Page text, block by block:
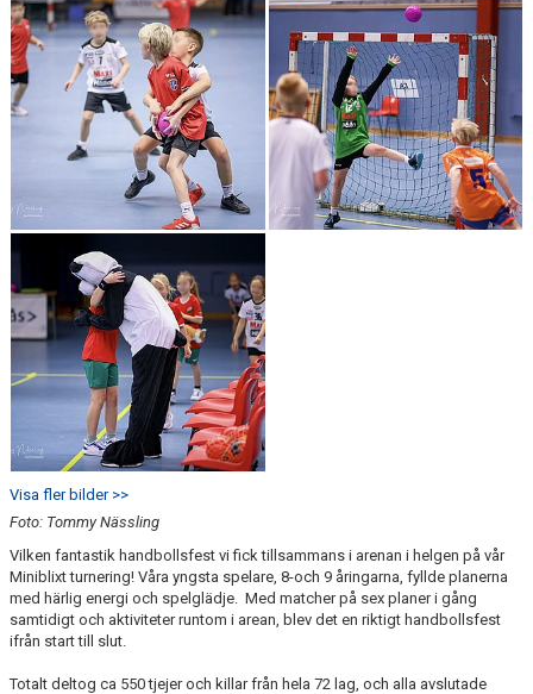
Visa fler bilder >>
Foto: Tommy Nässling
Vilken fantastik handbollsfest vi fick tillsammans i arenan i helgen på vår
Miniblixt turnering! Våra yngsta spelare, 8-och 9 åringarna, fyllde planerna
med härlig energi och spelglädje. Med matcher på sex planer i gång
samtidigt och aktiviteter runtom i arean, blev det en riktigt handbollsfest
ifrån start till slut.
Totalt deltog ca 550 tjejer och killar från hela 72 lag, och alla avslutade